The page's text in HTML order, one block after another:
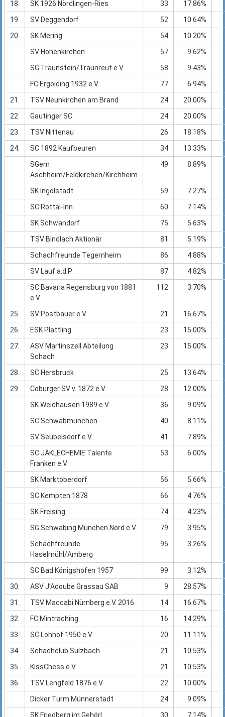
18.
SK 1926 Nördlingen-Ries 33
17.86%
19.
SV Deggendorf 52
10.64%
20.
SK Mering 54
10.20%
SV Höhenkirchen
57
9.62%
SG Traunstein/Traunreut e.V.
58
9.43%
FC Ergolding 1932 e.V.
77
6.94%
21.
TSV Neunkirchen am Brand 24
20.00%
22.
Gautinger SC 24
20.00%
23.
TSV Nittenau 26
18.18%
24.
SC 1892 Kaufbeuren 34
13.33%
SGem
Aschheim/Feldkirchen/Kirchheim
49 8.89%
SK Ingolstadt 59
7.27%
SC Rottal-Inn
60
7.14%
SK Schwandorf
75
5.63%
TSV Bindlach Aktionär
81
5.19%
Schachfreunde Tegernheim
86
4.88%
SV Lauf a.d.P.
87
4.82%
SC Bavaria Regensburg von 1881
e.V.
112 3.70%
25. SV Postbauer e.V. 21
16.67%
26.
ESK Plattling 23
15.00%
27.
ASV Martinszell Abteilung
Schach
23 15.00%
28. SC Hersbruck 25
13.64%
29.
Coburger SV v. 1872 e.V. 28
12.00%
SK Weidhausen 1989 e.V.
36
9.09%
SC Schwabmünchen
40
8.11%
SV Seubelsdorf e.V.
41
7.89%
SC JÄKLECHEMIE Talente
Franken e.V.
53 6.00%
SK Marktoberdorf 56
5.66%
SC Kempten 1878
66
4.76%
SK Freising
74
4.23%
SG Schwabing München Nord e.V.
79
3.95%
Schachfreunde
Haselmühl/Amberg
95 3.26%
SC Bad Königshofen 1957 99
3.12%
30.
ASV J’Adoube Grassau SAB 9
28.57%
31.
TSV Maccabi Nürnberg e.V. 2016 14
16.67%
32.
FC Mintraching 16
14.29%
33.
SC Lohhof 1950 e.V. 20
11.11%
34.
Schachclub Sulzbach 21
10.53%
35.
KissChess e.V. 21
10.53%
36.
TSV Lengfeld 1876 e.V. 22
10.00%
Dicker Turm Münnerstadt
24
9.09%
SK Friedberg im Gehörl.
30 7.14%